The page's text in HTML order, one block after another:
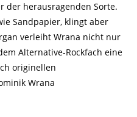
der herausragenden Sorte.
Sandpapier, klingt aber
verleiht Wrana nicht nur
Alternative-Rockfach eine
originellen
Wrana